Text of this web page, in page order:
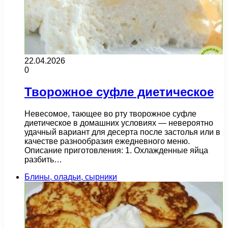
22.04.2026
0
Творожное суфле диетическое
Невесомое, тающее во рту творожное суфле
диетическое в домашних условиях — невероятно
удачный вариант для десерта после застолья или в
качестве разнообразия ежедневного меню.
Описание приготовления: 1. Охлажденные яйца
разбить…
Блины, оладьи, сырники